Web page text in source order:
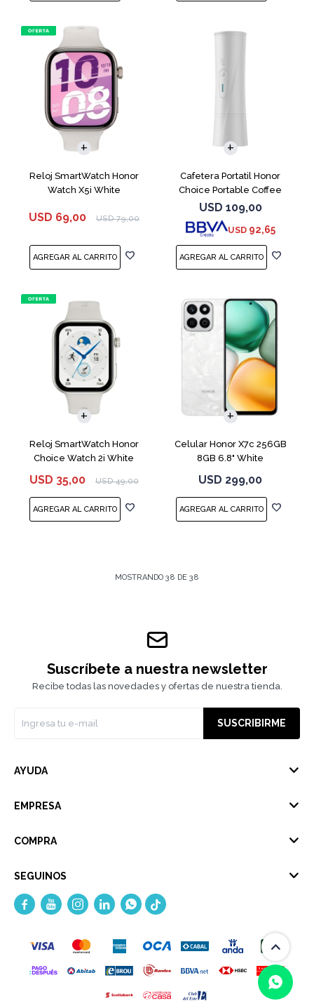
Reloj SmartWatch Honor
Watch X5i White
USD 69,00 USD 79,00
Cafetera Portatil Honor
Choice Portable Coffee
Machine White
USD 109,00
USD 92,65
Reloj SmartWatch Honor
Choice Watch 2i White
USD 35,00 USD 49,00
Celular Honor X7c 256GB
8GB 6.8" White
USD 299,00
COMPARAR
MOSTRANDO 38 DE 38
Suscríbete a nuestra newsletter
Recibe todas las novedades y ofertas de nuestra tienda.
SUSCRIBIRME
AYUDA
EMPRESA
COMPRA
SEGUINOS
    